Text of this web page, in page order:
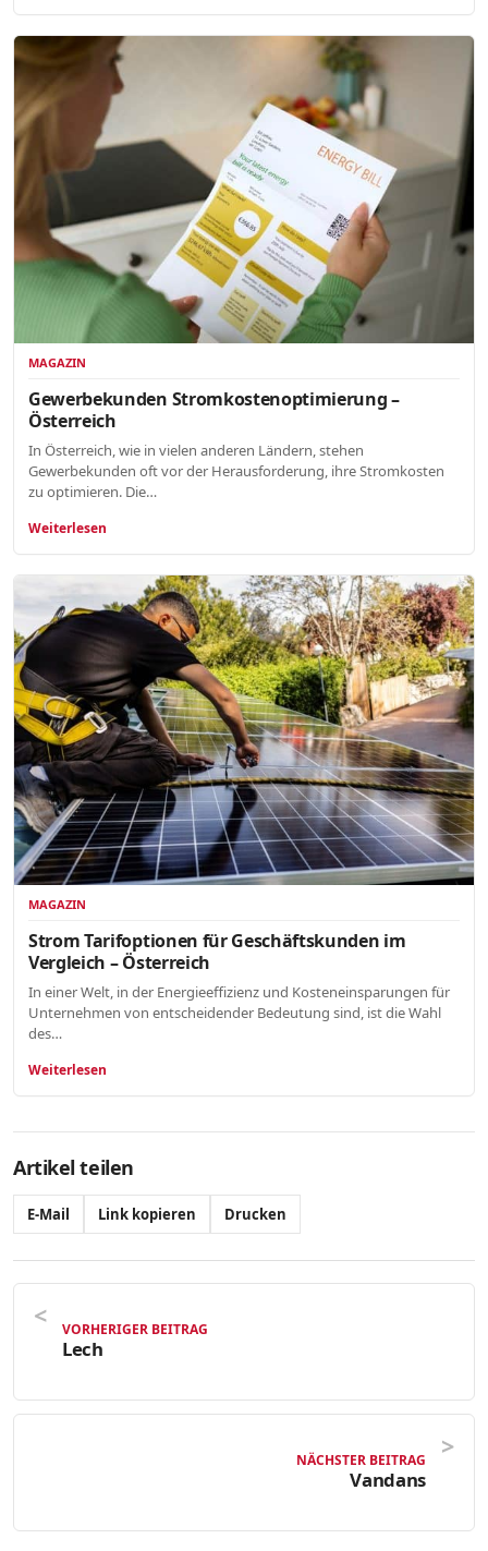
MAGAZIN
Gewerbekunden Stromkostenoptimierung –
Österreich
In Österreich, wie in vielen anderen Ländern, stehen
Gewerbekunden oft vor der Herausforderung, ihre Stromkosten
zu optimieren. Die…
Weiterlesen
MAGAZIN
Strom Tarifoptionen für Geschäftskunden im
Vergleich – Österreich
In einer Welt, in der Energieeffizienz und Kosteneinsparungen für
Unternehmen von entscheidender Bedeutung sind, ist die Wahl
des…
Weiterlesen
Artikel teilen
E-Mail Link kopieren Drucken
VORHERIGER BEITRAG
Lech
NÄCHSTER BEITRAG
Vandans